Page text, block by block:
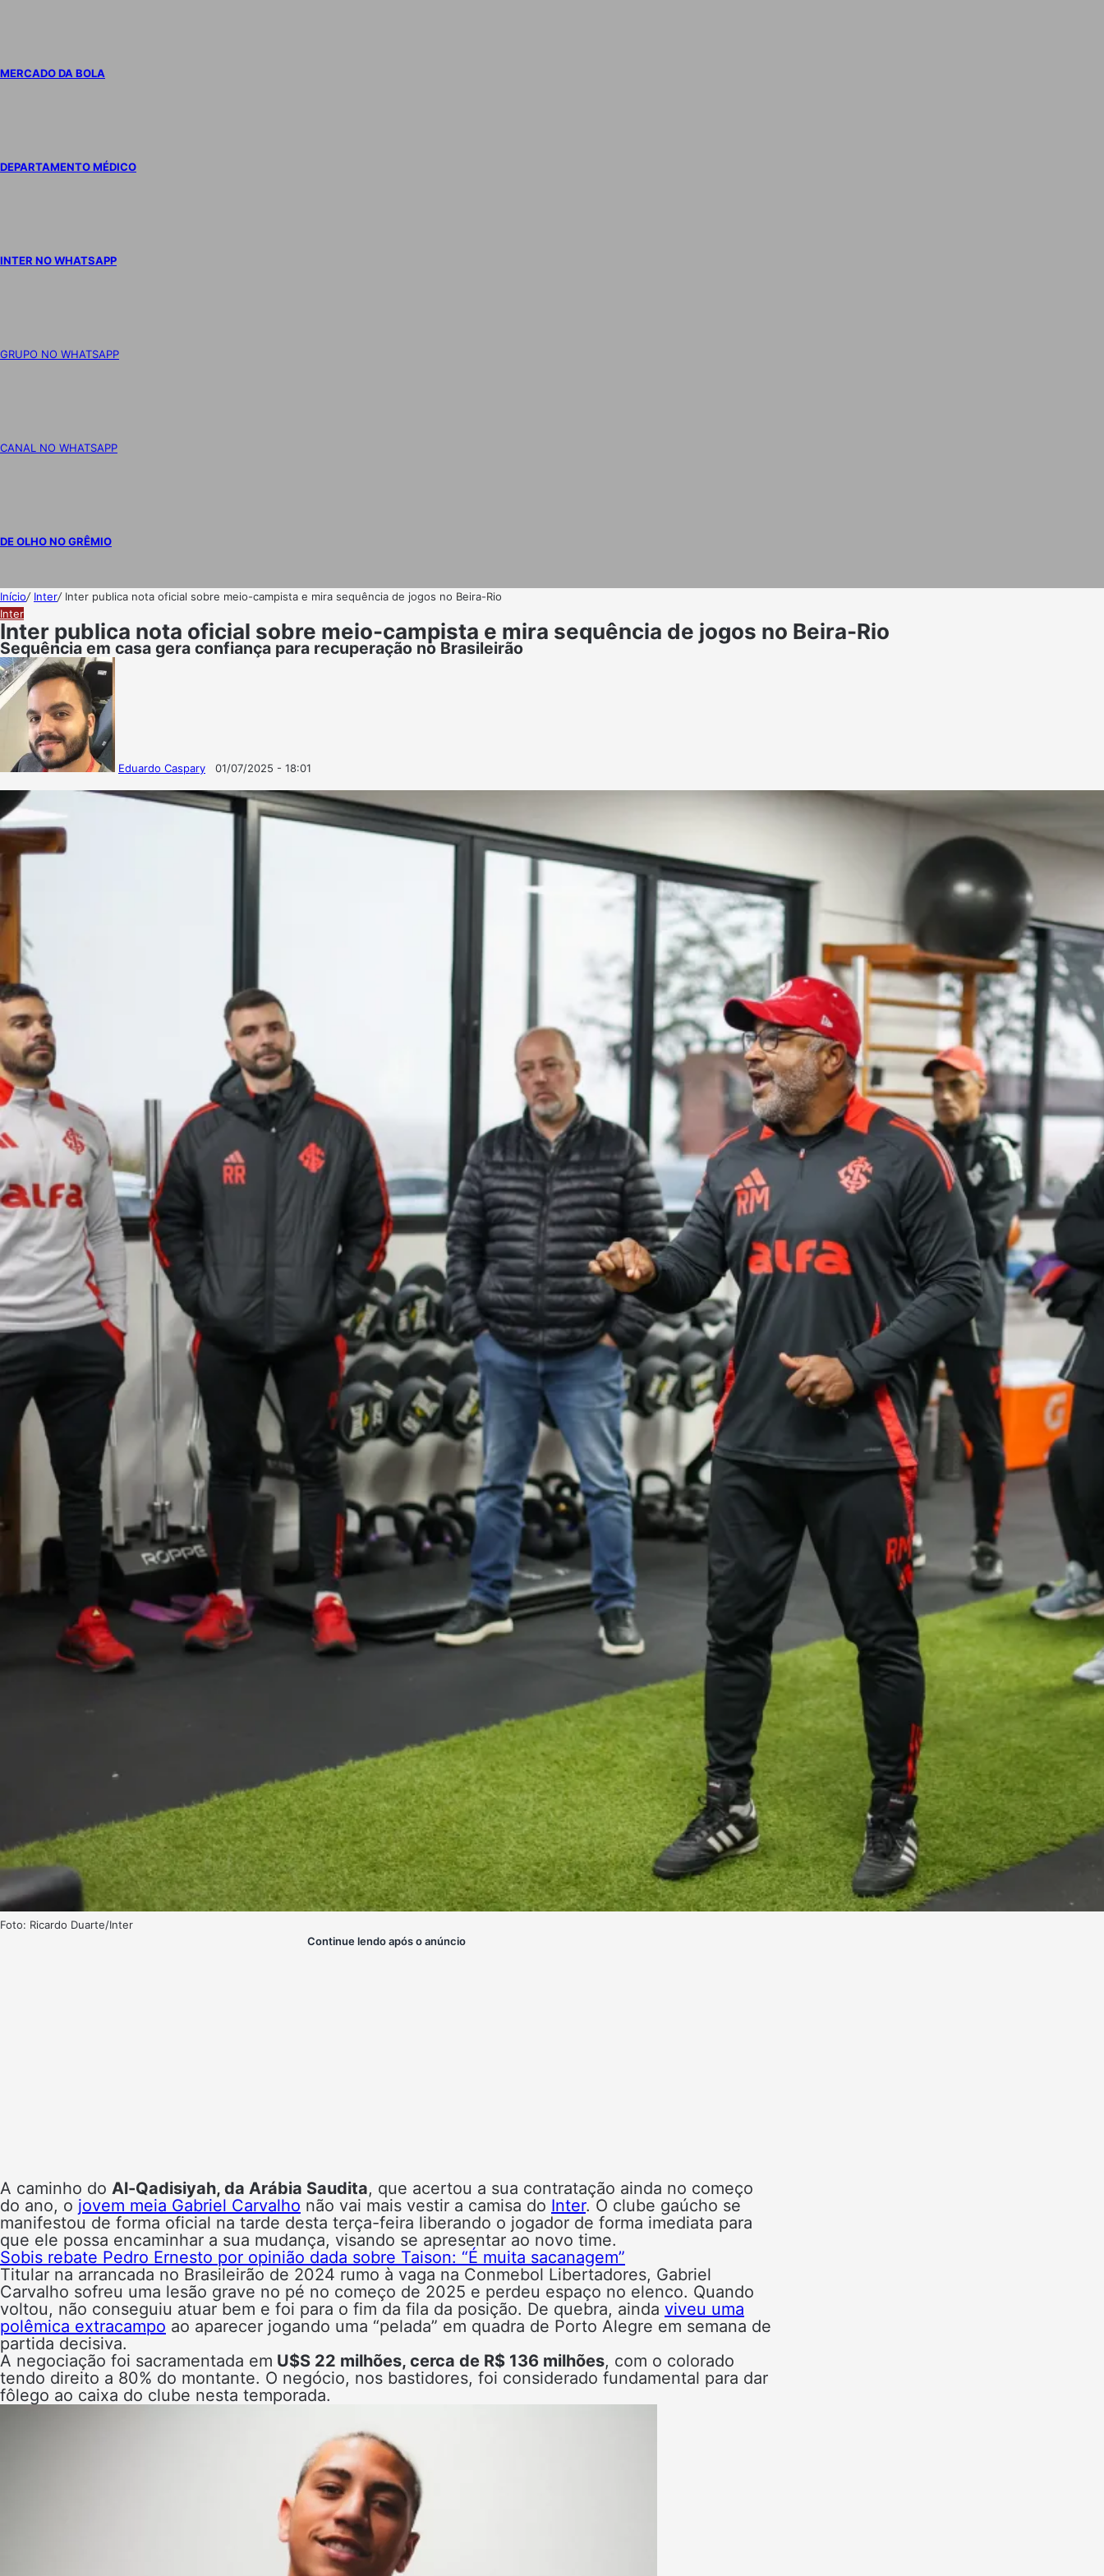
MERCADO DA BOLA
DEPARTAMENTO MÉDICO
INTER NO WHATSAPP
GRUPO NO WHATSAPP
CANAL NO WHATSAPP
DE OLHO NO GRÊMIO
Início/ Inter/ Inter publica nota oficial sobre meio-campista e mira sequência de jogos no Beira-Rio
Inter
Inter publica nota oficial sobre meio-campista e mira sequência de jogos no Beira-Rio
Sequência em casa gera confiança para recuperação no Brasileirão
Eduardo Caspary
Follow
on
X
Mande
um
e-
mail
01/07/2025 - 18:01
Foto: Ricardo Duarte/Inter
Continue lendo após o anúncio
A caminho do Al-Qadisiyah, da Arábia Saudita, que acertou a sua contratação ainda no começo
do ano, o jovem meia Gabriel Carvalho não vai mais vestir a camisa do Inter. O clube gaúcho se
manifestou de forma oficial na tarde desta terça-feira liberando o jogador de forma imediata para
que ele possa encaminhar a sua mudança, visando se apresentar ao novo time.
Sobis rebate Pedro Ernesto por opinião dada sobre Taison: “É muita sacanagem”
Titular na arrancada no Brasileirão de 2024 rumo à vaga na Conmebol Libertadores, Gabriel
Carvalho sofreu uma lesão grave no pé no começo de 2025 e perdeu espaço no elenco. Quando
voltou, não conseguiu atuar bem e foi para o fim da fila da posição. De quebra, ainda viveu uma
polêmica extracampo ao aparecer jogando uma “pelada” em quadra de Porto Alegre em semana de
partida decisiva.
A negociação foi sacramentada em U$S 22 milhões, cerca de R$ 136 milhões, com o colorado
tendo direito a 80% do montante. O negócio, nos bastidores, foi considerado fundamental para dar
fôlego ao caixa do clube nesta temporada.